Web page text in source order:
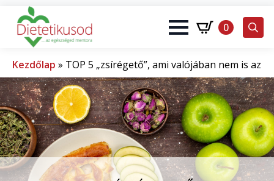
0
Kezdőlap » TOP 5 „zsírégető”, ami valójában nem is az